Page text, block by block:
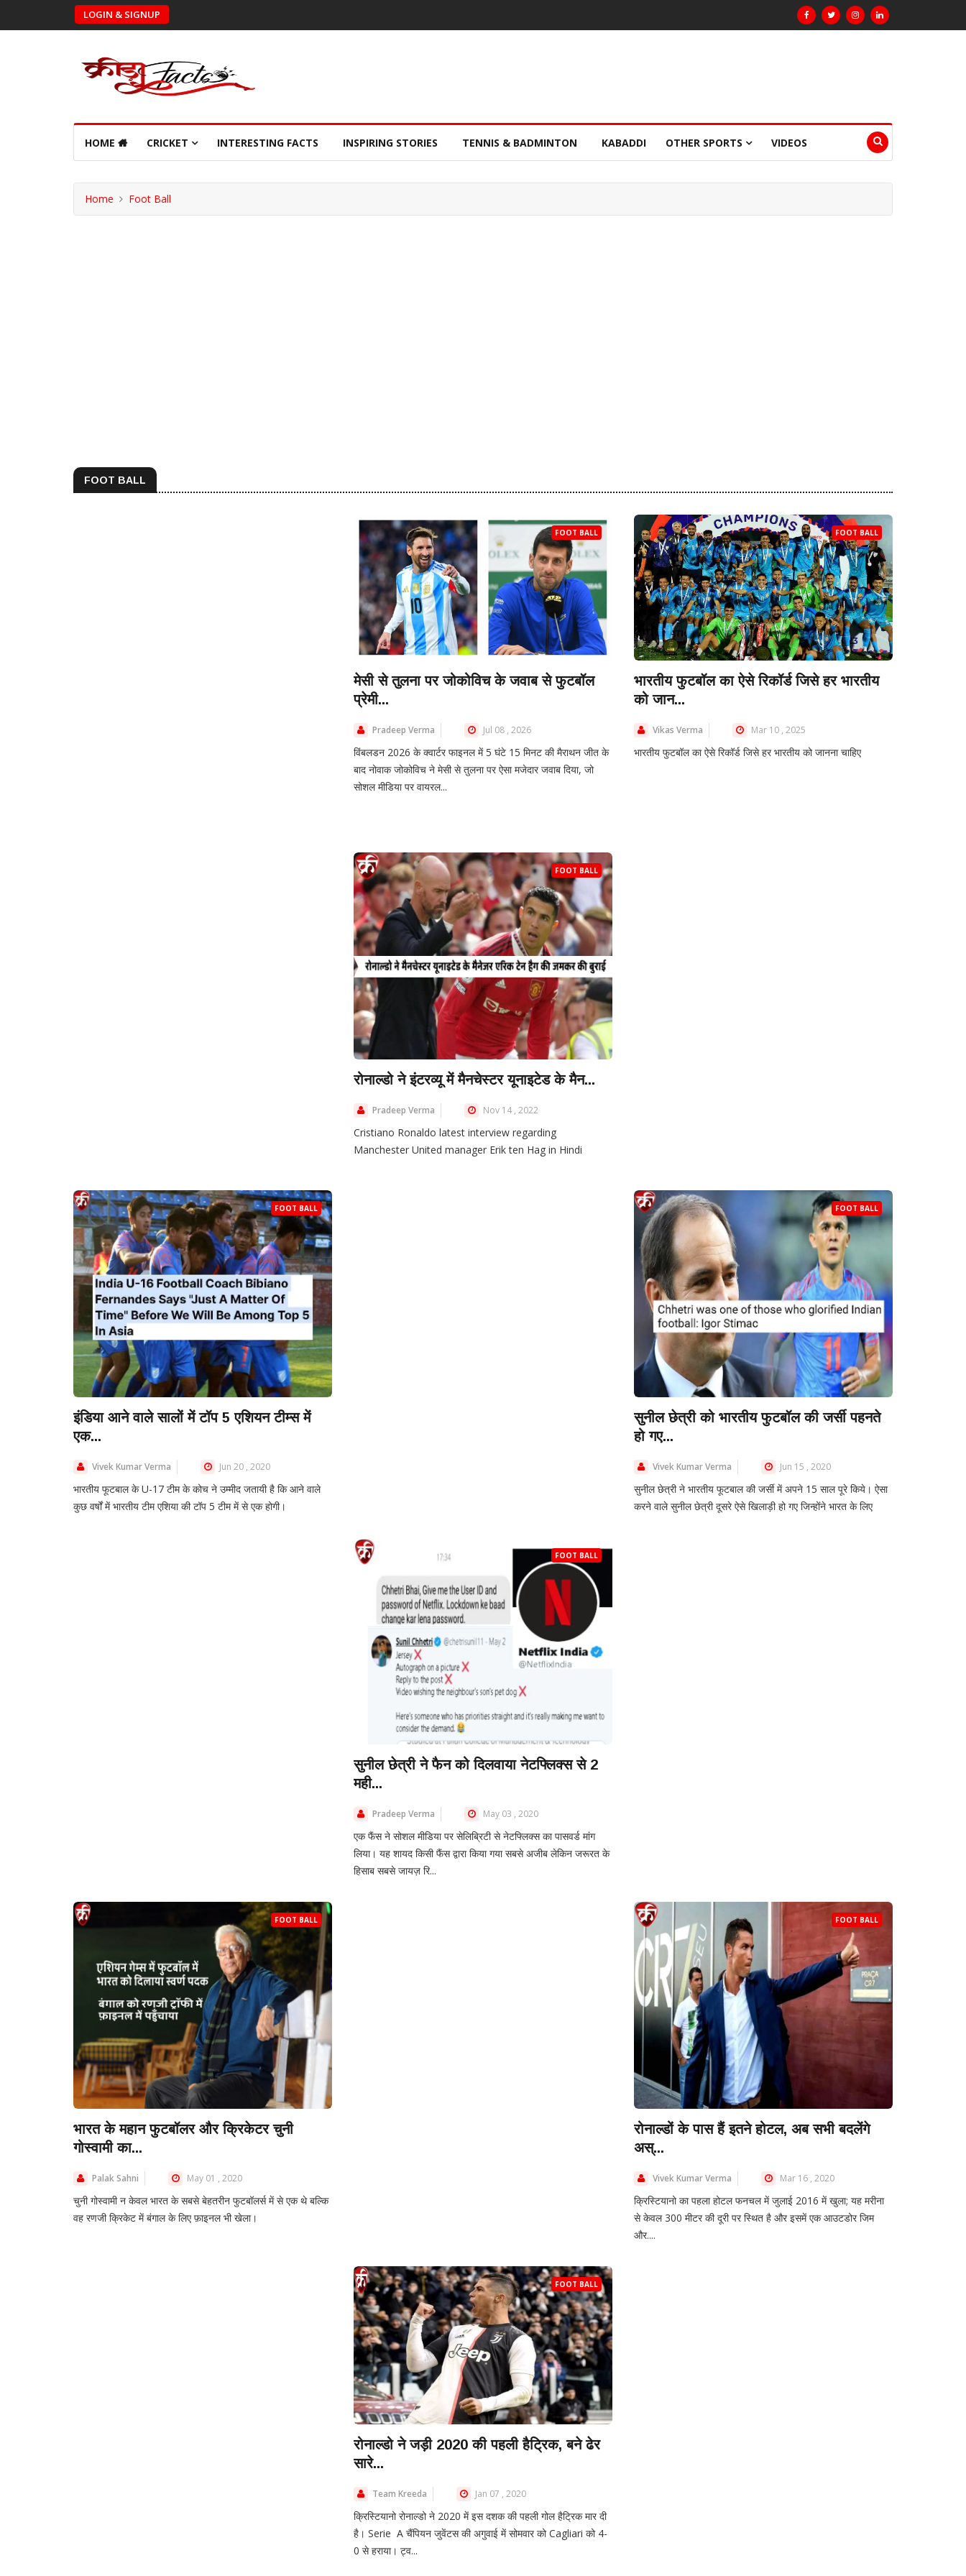
LOGIN & SIGNUP
HOME CRICKET INTERESTING FACTS INSPIRING STORIES TENNIS & BADMINTON KABADDI OTHER SPORTS VIDEOS
Home Foot Ball
FOOT BALL
FOOT BALL
मेसी से तुलना पर जोकोविच के जवाब से फुटबॉल
प्रेमी...
Pradeep Verma Jul 08 , 2026
विंबलडन 2026 के क्वार्टर फाइनल में 5 घंटे 15 मिनट की मैराथन जीत के
बाद नोवाक जोकोविच ने मेसी से तुलना पर ऐसा मजेदार जवाब दिया, जो
सोशल मीडिया पर वायरल...
FOOT BALL
भारतीय फुटबॉल का ऐसे रिकॉर्ड जिसे हर भारतीय
को जान...
Vikas Verma Mar 10 , 2025
भारतीय फुटबॉल का ऐसे रिकॉर्ड जिसे हर भारतीय को जानना चाहिए
FOOT BALL
रोनाल्डो ने इंटरव्यू में मैनचेस्टर यूनाइटेड के मैन...
Pradeep Verma Nov 14 , 2022
Cristiano Ronaldo latest interview regarding
Manchester United manager Erik ten Hag in Hindi
FOOT BALL
इंडिया आने वाले सालों में टॉप 5 एशियन टीम्स में
एक...
Vivek Kumar Verma Jun 20 , 2020
भारतीय फूटबाल के U-17 टीम के कोच ने उम्मीद जतायी है कि आने वाले
कुछ वर्षों में भारतीय टीम एशिया की टॉप 5 टीम में से एक होगी।
FOOT BALL
सुनील छेत्री को भारतीय फुटबॉल की जर्सी पहनते
हो गए...
Vivek Kumar Verma Jun 15 , 2020
सुनील छेत्री ने भारतीय फूटबाल की जर्सी में अपने 15 साल पूरे किये। ऐसा
करने वाले सुनील छेत्री दूसरे ऐसे खिलाड़ी हो गए जिन्होंने भारत के लिए
FOOT BALL
सुनील छेत्री ने फैन को दिलवाया नेटफ्लिक्स से 2
मही...
Pradeep Verma May 03 , 2020
एक फैंस ने सोशल मीडिया पर सेलिब्रिटी से नेटफ्लिक्स का पासवर्ड मांग
लिया। यह शायद किसी फैंस द्वारा किया गया सबसे अजीब लेकिन जरूरत के
हिसाब सबसे जायज़ रि...
FOOT BALL
भारत के महान फुटबॉलर और क्रिकेटर चुनी
गोस्वामी का...
Palak Sahni May 01 , 2020
चुनी गोस्वामी न केवल भारत के सबसे बेहतरीन फुटबॉलर्स में से एक थे बल्कि
वह रणजी क्रिकेट में बंगाल के लिए फ़ाइनल भी खेला।
FOOT BALL
रोनाल्डों के पास हैं इतने होटल, अब सभी बदलेंगे
अस्...
Vivek Kumar Verma Mar 16 , 2020
क्रिस्टियानो का पहला होटल फनचल में जुलाई 2016 में खुला; यह मरीना
से केवल 300 मीटर की दूरी पर स्थित है और इसमें एक आउटडोर जिम
और....
FOOT BALL
रोनाल्डो ने जड़ी 2020 की पहली हैट्रिक, बने ढेर
सारे...
Team Kreeda Jan 07 , 2020
क्रिस्टियानो रोनाल्डो ने 2020 में इस दशक की पहली गोल हैट्रिक मार दी
है। Serie A चैंपियन जुवेंटस की अगुवाई में सोमवार को Cagliari को 4-
0 से हराया। ट्व...